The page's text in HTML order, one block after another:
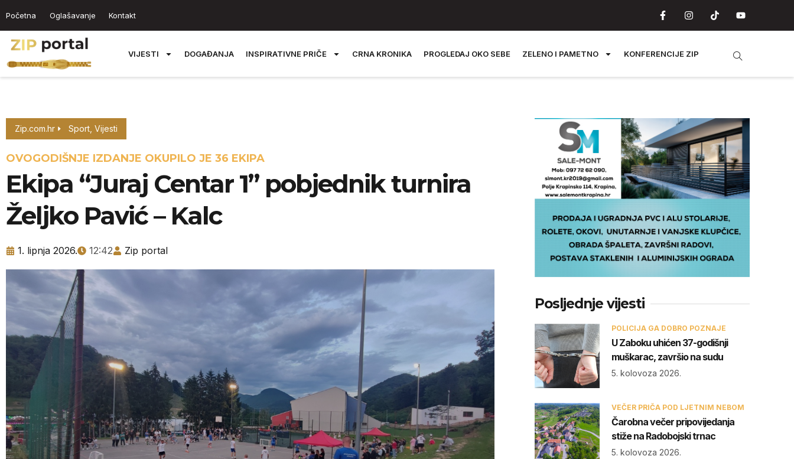
Početna Oglašavanje Kontakt
VIJESTI DOGAĐANJA INSPIRATIVNE PRIČE CRNA KRONIKA PROGLEDAJ OKO SEBE ZELENO I PAMETNO KONFERENCIJE ZIP
Zip.com.hr Sport, Vijesti
OVOGODIŠNJE IZDANJE OKUPILO JE 36 EKIPA
Ekipa “Juraj Centar 1” pobjednik turnira
Željko Pavić – Kalc
1. lipnja 2026. 12:42 Zip portal
Posljednje vijesti
POLICIJA GA DOBRO POZNAJE
U Zaboku uhićen 37-godišnji
muškarac, završio na sudu
5. kolovoza 2026.
VEČER PRIČA POD LJETNIM NEBOM
Čarobna večer pripovijedanja
stiže na Radobojski trnac
5. kolovoza 2026.